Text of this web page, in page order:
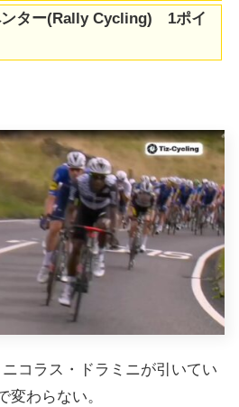
ター(Rally Cycling) 1ポイ
コラス・ドラミニが引いてい
変わらない。